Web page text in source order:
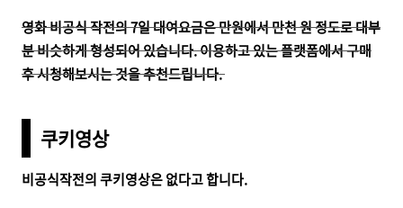
영화 비공식 작전의 7일 대여요금은 만원에서 만천 원 정도로 대부
분 비슷하게 형성되어 있습니다. 이용하고 있는 플랫폼에서 구매
후 시청해보시는 것을 추천드립니다.
쿠키영상
비공식작전의 쿠키영상은 없다고 합니다.